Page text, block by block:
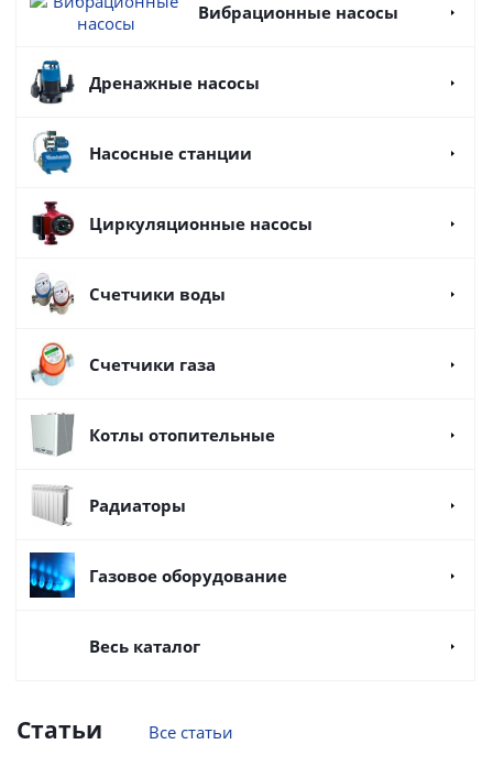
Вибрационные насосы
Дренажные насосы
Насосные станции
Циркуляционные насосы
Счетчики воды
Счетчики газа
Котлы отопительные
Радиаторы
Газовое оборудование
Весь каталог
Статьи Все статьи